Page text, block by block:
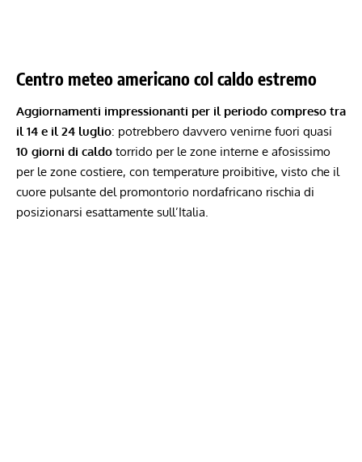
Centro meteo americano col caldo estremo
Aggiornamenti impressionanti per il periodo compreso tra
il 14 e il 24 luglio: potrebbero davvero venirne fuori quasi
10 giorni di caldo torrido per le zone interne e afosissimo
per le zone costiere, con temperature proibitive, visto che il
cuore pulsante del promontorio nordafricano rischia di
posizionarsi esattamente sull’Italia.